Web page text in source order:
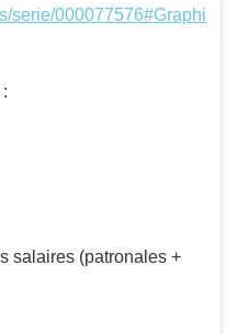
serie/000077576#Graphi
salaires (patronales +